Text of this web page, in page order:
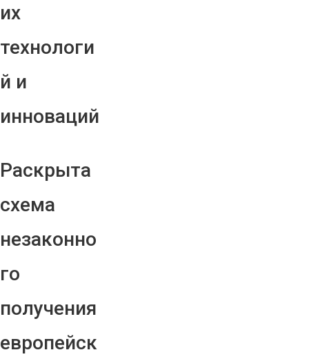
их
технологи
й и
инноваций
Раскрыта
схема
незаконно
го
получения
европейск